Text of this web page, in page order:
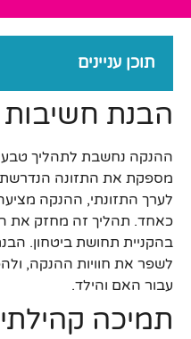
תוכן עניינים
הבנת
ההנקה נחשבת לתהליך טבעי
מספקת את התזונה
לערך התזונתי, ההנקה
כאחד. תהליך זה מחזק את
בהקניית תחושת ביטחון.
לשפר את חוויות ההנקה,
עבור האם והילד.
תמיכה